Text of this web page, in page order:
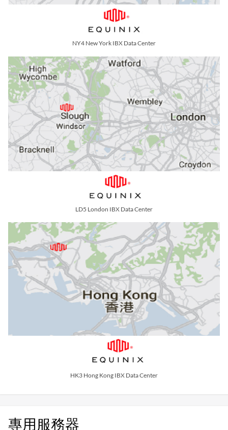
NY4 New York IBX Data Center
LD5 London IBX Data Center
HK3 Hong Kong IBX Data Center
專用服務器